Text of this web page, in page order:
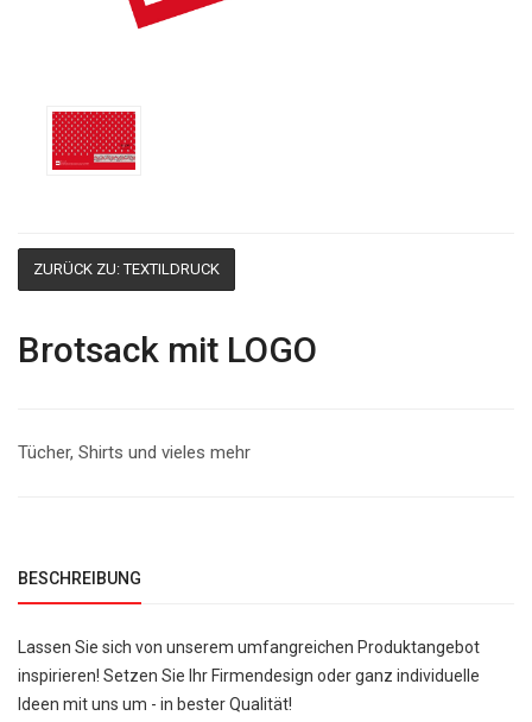
ZURÜCK ZU: TEXTILDRUCK
Brotsack mit LOGO
Tücher, Shirts und vieles mehr
BESCHREIBUNG
Lassen Sie sich von unserem umfangreichen Produktangebot
inspirieren! Setzen Sie Ihr Firmendesign oder ganz individuelle
Ideen mit uns um - in bester Qualität!